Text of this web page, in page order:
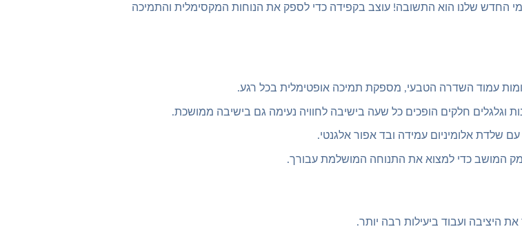
החדש שלנו הוא התשובה! עוצב בקפידה כדי לספק את הנוחות המקסימלית והתמיכה
עמוד השדרה הטבעי, מספקת תמיכה אופטימלית בכל רגע.
וגלגלים חלקים הופכים כל שעה בישיבה לחוויה נעימה גם בישיבה ממושכת.
עם שלדת אלומיניום עמידה ובד אפור אלגנטי.
המושב כדי למצוא את התנוחה המושלמת עבורך.
היציבה ועבוד ביעילות רבה יותר.